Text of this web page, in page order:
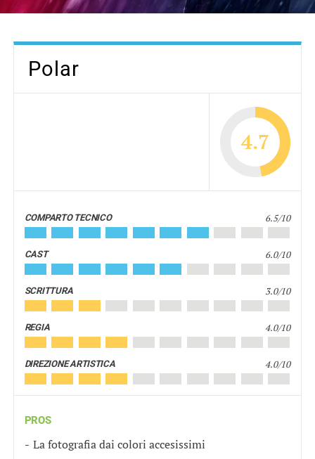
Polar
4.7
COMPARTO TECNICO 6.5/10
CAST 6.0/10
SCRITTURA 3.0/10
REGIA 4.0/10
DIREZIONE ARTISTICA 4.0/10
PROS
La fotografia dai colori accesissimi